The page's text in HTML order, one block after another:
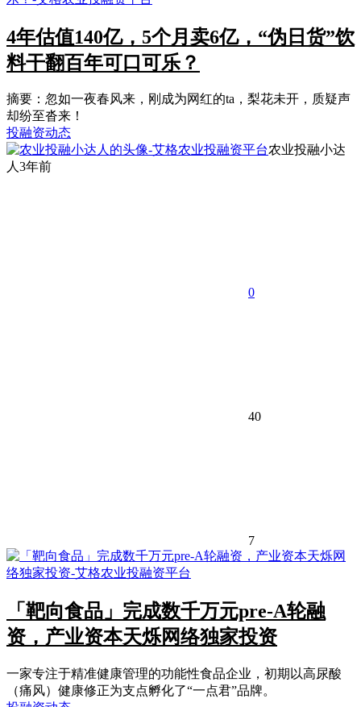
4年估值140亿，5个月卖6亿，“伪日货”饮
料干翻百年可口可乐？
摘要：忽如一夜春风来，刚成为网红的ta，梨花未开，质疑声
却纷至沓来！
投融资动态
农业投融小达
人3年前
0
40
7
「靶向食品」完成数千万元pre-A轮融
资，产业资本天烁网络独家投资
一家专注于精准健康管理的功能性食品企业，初期以高尿酸
（痛风）健康修正为支点孵化了“一点君”品牌。